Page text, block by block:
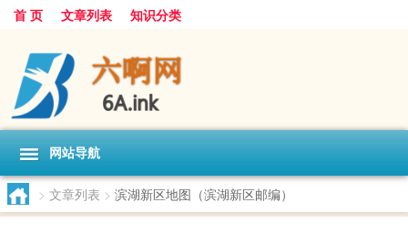
首 页 文章列表 知识分类
网站导航
> 文章列表 > 滨湖新区地图（滨湖新区邮编）